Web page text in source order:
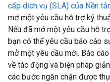
cấp dịch vụ (SLA) của Nền
mở một yêu cầu hỗ trợ kỹ
Nếu đã mở một yêu cầu hỗ
bạn có thể yêu cầu báo cáo
mở một yêu cầu mới. Báo
về tác động và biện pháp
các bước ngăn chặn được